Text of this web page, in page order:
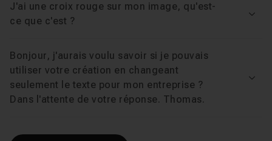
J'ai une croix rouge sur mon image, qu'est-
ce que c'est ?
Bonjour, j'aurais voulu savoir si je pouvais
utiliser votre création en changeant
seulement le texte pour mon entreprise ?
Dans l'attente de votre réponse. Thomas.